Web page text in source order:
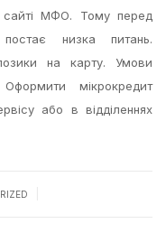
сайті МФО. Тому перед
постає низка питань.
на карту. Умови
мікрокредит
або в відділеннях